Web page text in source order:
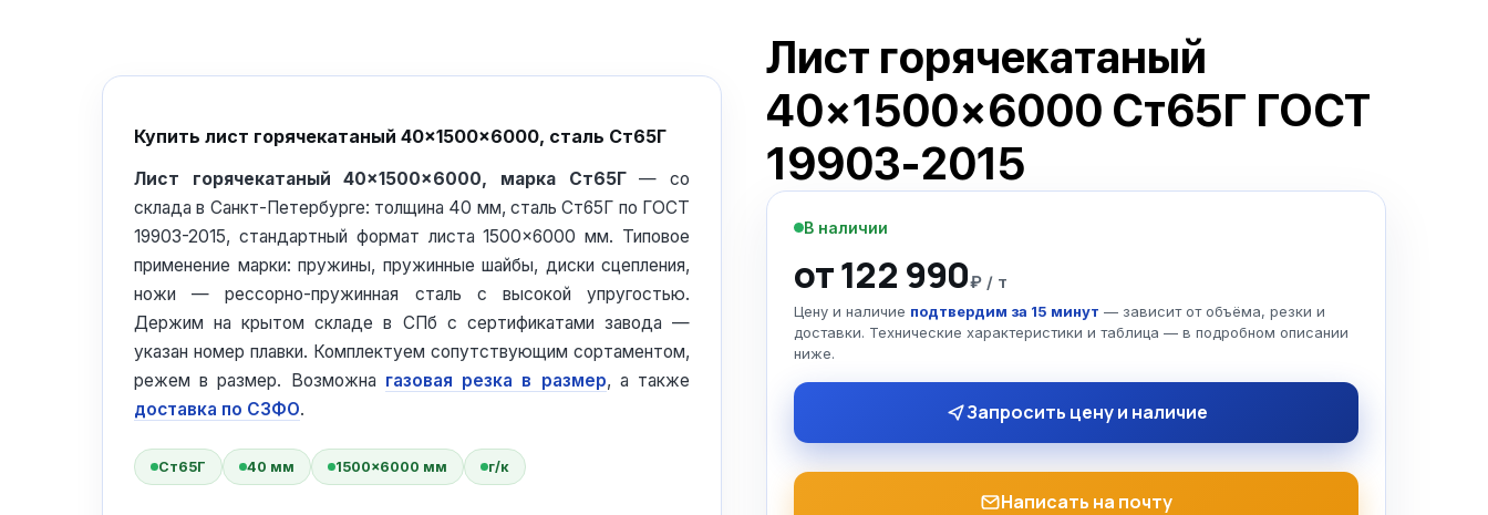
Лист горячекатаный
40×1500×6000 Ст65Г ГОСТ
19903-2015
В наличии
от 122 990₽ / т
Цену и наличие подтвердим за 15 минут — зависит от объёма, резки и
доставки. Технические характеристики и таблица — в подробном описании
ниже.
Запросить цену и наличие
Написать на почту
Купить лист горячекатаный 40×1500×6000, сталь Ст65Г
Лист горячекатаный 40×1500×6000, марка Ст65Г— со
склада в Санкт-Петербурге: толщина 40 мм, сталь Ст65Г по ГОСТ
19903-2015, стандартный формат листа 1500×6000 мм. Типовое
применение марки: пружины, пружинные шайбы, диски сцепления,
ножи — рессорно-пружинная сталь с высокой упругостью.
Держим на крытом складе в СПб с сертификатами завода —
указан номер плавки. Комплектуем сопутствующим сортаментом,
режем в размер. Возможна газовая резка в размер, а также
доставка по СЗФО.
Ст65Г 40 мм 1500×6000 мм г/к